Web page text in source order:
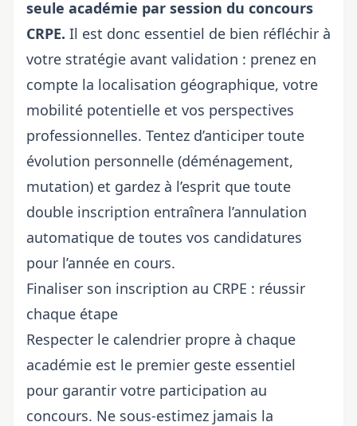
seule académie par session du concours
CRPE. Il est donc essentiel de bien réfléchir à
votre stratégie avant validation : prenez en
compte la localisation géographique, votre
mobilité potentielle et vos perspectives
professionnelles. Tentez d’anticiper toute
évolution personnelle (déménagement,
mutation) et gardez à l’esprit que toute
double inscription entraînera l’annulation
automatique de toutes vos candidatures
pour l’année en cours.
Finaliser son inscription au CRPE : réussir
chaque étape
Respecter le calendrier propre à chaque
académie est le premier geste essentiel
pour garantir votre participation au
concours. Ne sous-estimez jamais la